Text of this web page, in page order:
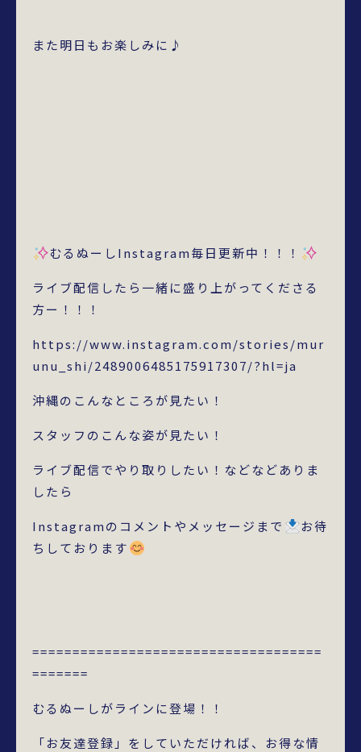
また明日もお楽しみに♪
むるぬーしInstagram毎日更新中！！！
ライブ配信したら一緒に盛り上がってくださる
方ー！！！
https://www.instagram.com/stories/mur
unu_shi/2489006485175917307/?hl=ja
沖縄のこんなところが見たい！
スタッフのこんな姿が見たい！
ライブ配信でやり取りしたい！などなどありま
したら
Instagramのコメントやメッセージまで
お待
ちしております
====================================
=======
むるぬーしがラインに登場！！
「お友達登録」をしていただければ、お得な情